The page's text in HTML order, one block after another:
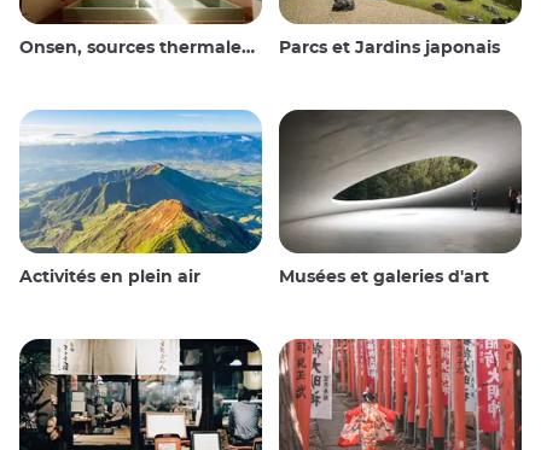
Onsen, sources thermales et bains publics Parcs et Jardins japonais
Activités en plein air Musées et galeries d'art